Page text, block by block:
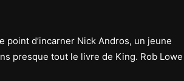
point d’incarner Nick Andros, un jeune
presque tout le livre de King. Rob Lowe